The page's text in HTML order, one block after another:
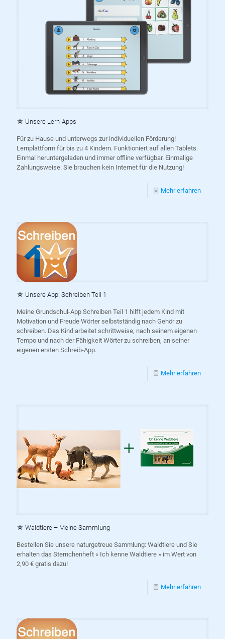
☆ Unsere Lern-Apps
Für zu Hause und unterwegs zur individuellen Förderung!
Lernplattform für bis zu 4 Kindern. Funktioniert auf allen Tablets.
Einmal heruntergeladen und immer offline verfügbar. Einmalige
Zahlungsweise. Sie brauchen kein Internet für die Nutzung!
Mehr erfahren
☆ Unsere App: Schreiben Teil 1
Meine Grundschul-App Schreiben Teil 1 hilft jedem Kind mit
Motivation und Freude Wörter selbstständig nach Gehör zu
schreiben. Das Kind arbeitet schrittweise, nach seinem eigenen
Tempo und nach der Fähigkeit Wörter zu schreiben, an seiner
eigenen ersten Schreib-App.
Mehr erfahren
☆ Waldtiere – Meine Sammlung
Bestellen Sie unsere naturgetreue Sammlung: Waldtiere und Sie
erhalten das Sternchenheft « Ich kenne Waldtiere » im Wert von
2,90 € gratis dazu!
Mehr erfahren